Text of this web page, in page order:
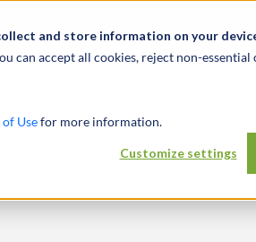
and store information on your
can accept all cookies, reject non-
of Usefor more information.
Customize settings